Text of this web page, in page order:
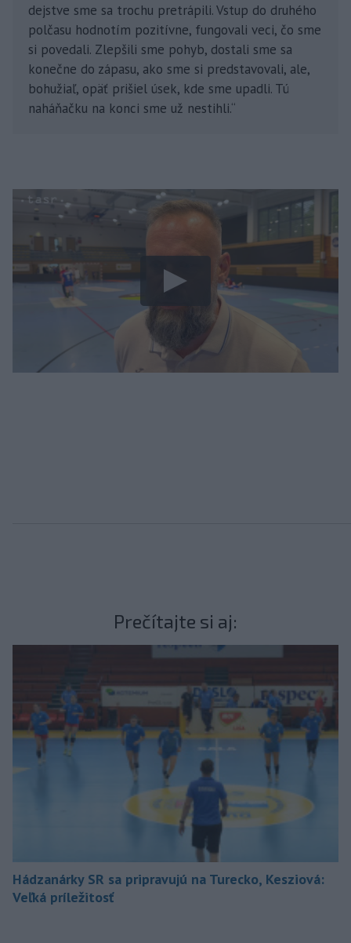
dejstve sme sa trochu pretrápili. Vstup do druhého
polčasu hodnotím pozitívne, fungovali veci, čo sme
si povedali. Zlepšili sme pohyb, dostali sme sa
konečne do zápasu, ako sme si predstavovali, ale,
bohužiaľ, opäť prišiel úsek, kde sme upadli. Tú
naháňačku na konci sme už nestihli.“
Prečítajte si aj:
Hádzanárky SR sa pripravujú na Turecko, Kesziová:
Veľká príležitosť